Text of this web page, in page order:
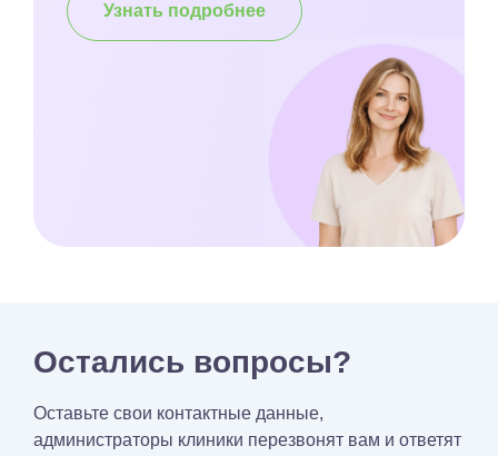
Узнать подробнее
Остались вопросы?
Оставьте свои контактные данные,
администраторы клиники перезвонят вам и ответят